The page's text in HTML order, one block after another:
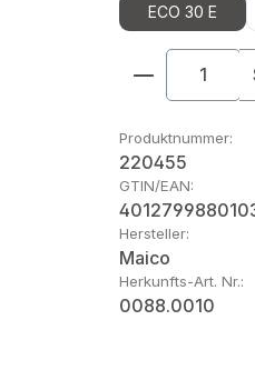
ECO 30 E
Produkt
Produktnummer:
220455
GTIN/EAN:
Hersteller:
Maico
Herkunfts-Art. Nr.:
0088.0010